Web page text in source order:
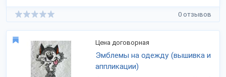
0 отзывов
Цена договорная
Эмблемы на одежду (вышивка и
аппликации)